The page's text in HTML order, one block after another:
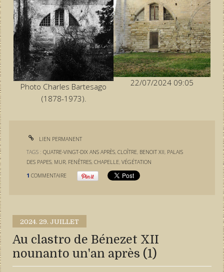
Photo Charles Bartesago
(1878-1973).
22/07/2024 09:05
LIEN PERMANENT
TAGS :QUATRE-VINGT-DIX ANS APRÈS,CLOÎTRE, BENOIT XII, PALAIS
DES PAPES, MUR, FENÊTRES,CHAPELLE,VÉGÉTATION
1 COMMENTAIRE
2024. 29. JUILLET
Au clastro de Bénezet XII
nounanto un'an après (1)